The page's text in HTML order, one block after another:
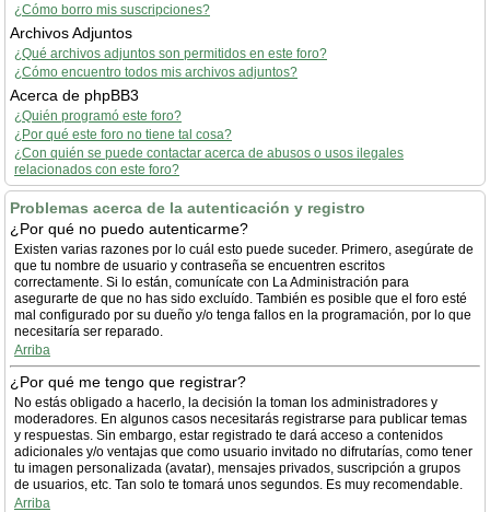
¿Cómo borro mis suscripciones?
Archivos Adjuntos
¿Qué archivos adjuntos son permitidos en este foro?
¿Cómo encuentro todos mis archivos adjuntos?
Acerca de phpBB3
¿Quién programó este foro?
¿Por qué este foro no tiene tal cosa?
¿Con quién se puede contactar acerca de abusos o usos ilegales
relacionados con este foro?
Problemas acerca de la autenticación y registro
¿Por qué no puedo autenticarme?
Existen varias razones por lo cuál esto puede suceder. Primero, asegúrate de
que tu nombre de usuario y contraseña se encuentren escritos
correctamente. Si lo están, comunícate con La Administración para
asegurarte de que no has sido excluído. También es posible que el foro esté
mal configurado por su dueño y/o tenga fallos en la programación, por lo que
necesitaría ser reparado.
Arriba
¿Por qué me tengo que registrar?
No estás obligado a hacerlo, la decisión la toman los administradores y
moderadores. En algunos casos necesitarás registrarse para publicar temas
y respuestas. Sin embargo, estar registrado te dará acceso a contenidos
adicionales y/o ventajas que como usuario invitado no difrutarías, como tener
tu imagen personalizada (avatar), mensajes privados, suscripción a grupos
de usuarios, etc. Tan solo te tomará unos segundos. Es muy recomendable.
Arriba